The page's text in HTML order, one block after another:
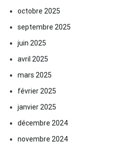
octobre 2025
septembre 2025
juin 2025
avril 2025
mars 2025
février 2025
janvier 2025
décembre 2024
novembre 2024